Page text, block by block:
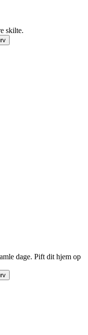
skilte.
dage. Pift dit hjem op